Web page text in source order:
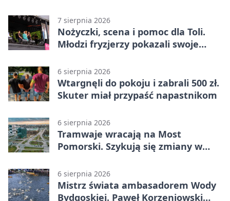
7 sierpnia 2026
Nożyczki, scena i pomoc dla Toli.
Młodzi fryzjerzy pokazali swoje
6 sierpnia 2026
Wtargnęli do pokoju i zabrali 500 zł.
Skuter miał przypaść napastnikom
6 sierpnia 2026
Tramwaje wracają na Most
Pomorski. Szykują się zmiany w
6 sierpnia 2026
Mistrz świata ambasadorem Wody
Bydgoskiej. Paweł Korzeniowski